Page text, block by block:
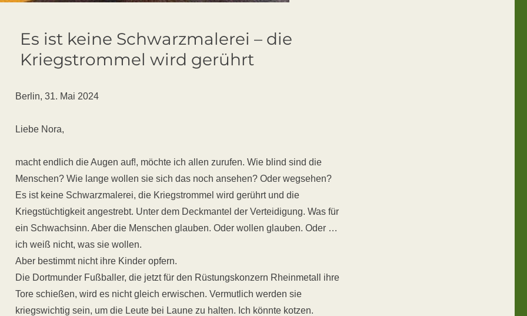
Es ist keine Schwarzmalerei – die
Kriegstrommel wird gerührt
Berlin, 31. Mai 2024
Liebe Nora,
macht endlich die Augen auf!, möchte ich allen zurufen. Wie blind sind die
Menschen? Wie lange wollen sie sich das noch ansehen? Oder wegsehen?
Es ist keine Schwarzmalerei, die Kriegstrommel wird gerührt und die
Kriegstüchtigkeit angestrebt. Unter dem Deckmantel der Verteidigung. Was für
ein Schwachsinn. Aber die Menschen glauben. Oder wollen glauben. Oder …
ich weiß nicht, was sie wollen.
Aber bestimmt nicht ihre Kinder opfern.
Die Dortmunder Fußballer, die jetzt für den Rüstungskonzern Rheinmetall ihre
Tore schießen, wird es nicht gleich erwischen. Vermutlich werden sie
kriegswichtig sein, um die Leute bei Laune zu halten. Ich könnte kotzen.